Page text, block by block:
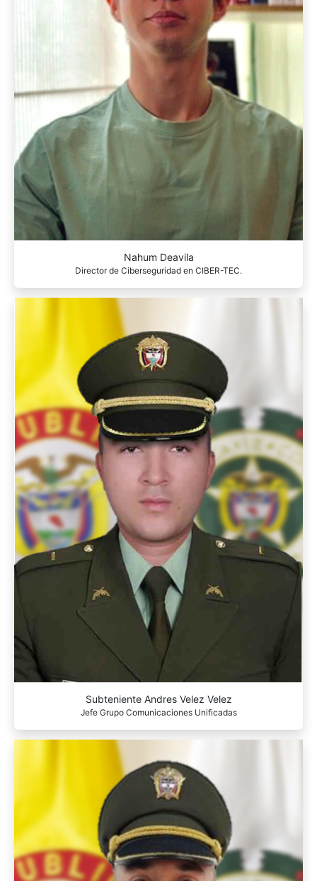
Nahum Deavila
Director de Ciberseguridad en CIBER-TEC.
Subteniente Andres Velez Velez
Jefe Grupo Comunicaciones Unificadas